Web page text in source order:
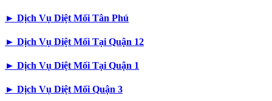
► Dịch Vụ Diệt Mối Tân Phú
► Dịch Vụ Diệt Mối Tại Quận 12
► Dịch Vụ Diệt Mối Tại Quận 1
► Dịch Vụ Diệt Mối Quận 3